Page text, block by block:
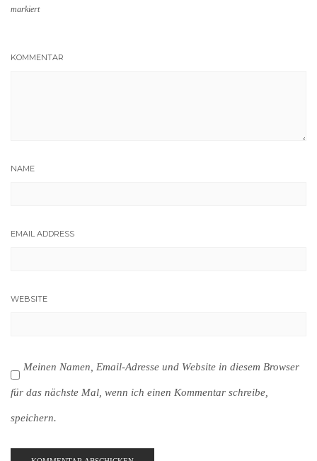
markiert
KOMMENTAR
NAME
EMAIL ADDRESS
WEBSITE
Meinen Namen, Email-Adresse und Website in diesem Browser
für das nächste Mal, wenn ich einen Kommentar schreibe,
speichern.